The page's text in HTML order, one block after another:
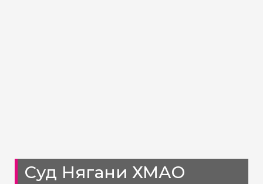
Суд Нягани ХМАО